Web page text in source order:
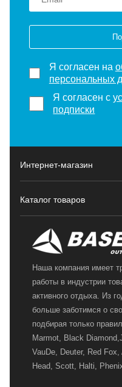
Я согласен на
персональных
Я согласен с
подписки
Интернет-магазин
Каталог товаров
Наша компания имеет
работы в индустрии
активного отдыха. Из
больше заботимся о
подбирая только
Marmot, Black
VauDe, Deuter, Red
Head, Scott, Halti,